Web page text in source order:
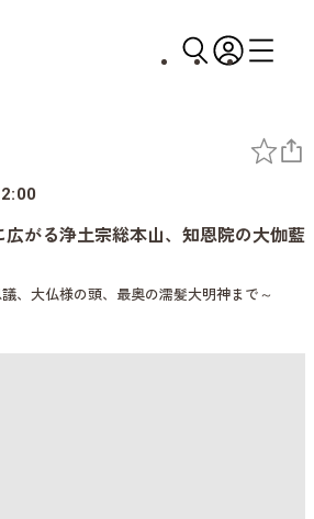
広がる浄土宗総本山、知恩院の大伽藍
、大仏様の頭、最奥の濡髪大明神まで～